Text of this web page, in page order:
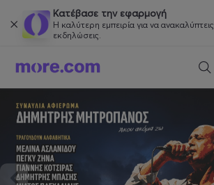
Κατέβασε την εφαρμογή
Η καλύτερη εμπειρία για να ανακαλύπτεις
εκδηλώσεις.